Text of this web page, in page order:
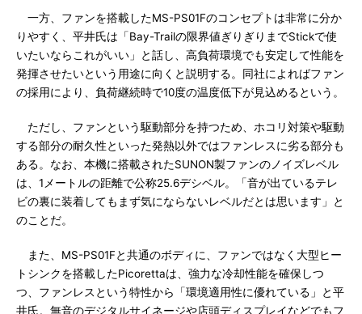
一方、ファンを搭載したMS-PS01Fのコンセプトは非常に分か
りやすく、平井氏は「Bay-Trailの限界値ぎりぎりまでStickで使
いたいならこれがいい」と話し、高負荷環境でも安定して性能を
発揮させたいという用途に向くと説明する。同社によればファン
の採用により、負荷継続時で10度の温度低下が見込めるという。
ただし、ファンという駆動部分を持つため、ホコリ対策や駆動
する部分の耐久性といった発熱以外ではファンレスに劣る部分も
ある。なお、本機に搭載されたSUNON製ファンのノイズレベル
は、1メートルの距離で公称25.6デシベル。「音が出ているテレ
ビの裏に装着してもまず気にならないレベルだとは思います」と
のことだ。
また、MS-PS01Fと共通のボディに、ファンではなく大型ヒー
トシンクを搭載したPicorettaは、強力な冷却性能を確保しつ
つ、ファンレスという特性から「環境適用性に優れている」と平
井氏。無音のデジタルサイネージや店頭ディスプレイなどでもフ